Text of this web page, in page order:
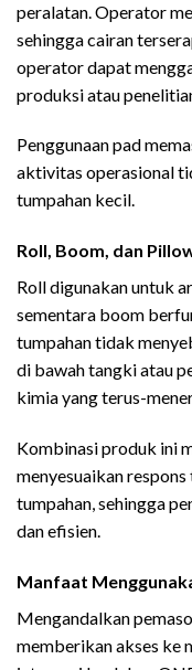
peralatan. Operator
sehingga cairan
operator dapat
produksi atau
Penggunaan pad
aktivitas operasional
tumpahan kecil.
Roll, Boom, dan
Roll digunakan untuk
sementara boom
tumpahan tidak
di bawah tangki atau
kimia yang terus-
Kombinasi produk ini
menyesuaikan
tumpahan, sehingga
dan efisien.
Manfaat
Mengandalkan
memberikan akses ke